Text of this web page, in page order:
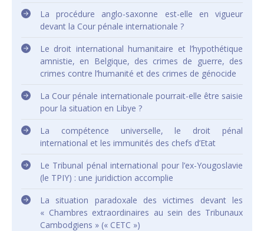
La procédure anglo-saxonne est-elle en vigueur
devant la Cour pénale internationale ?
Le droit international humanitaire et l’hypothétique
amnistie, en Belgique, des crimes de guerre, des
crimes contre l’humanité et des crimes de génocide
La Cour pénale internationale pourrait-elle être saisie
pour la situation en Libye ?
La compétence universelle, le droit pénal
international et les immunités des chefs d’Etat
Le Tribunal pénal international pour l’ex-Yougoslavie
(le TPIY) : une juridiction accomplie
La situation paradoxale des victimes devant les
« Chambres extraordinaires au sein des Tribunaux
Cambodgiens » (« CETC »)